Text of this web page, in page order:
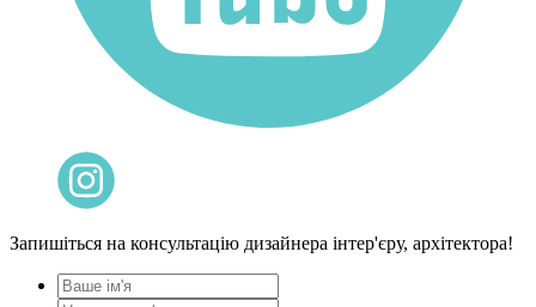
Запишіться на консультацію дизайнера інтер'єру, архітектора!